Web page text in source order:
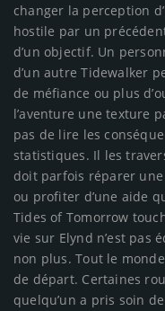
changer la perception
hostile par un
d’un objectif. Un
d’un autre Tidewalker
de méfiance ou plus
l’aventure une texture
pas de lire les
statistiques. Il les
doit parfois réparer une
ou profiter d’une aide
Tides of Tomorrow
vie sur Elynd n’est pas
non plus. Tout le
de départ. Certaines
quelqu’un a pris soin